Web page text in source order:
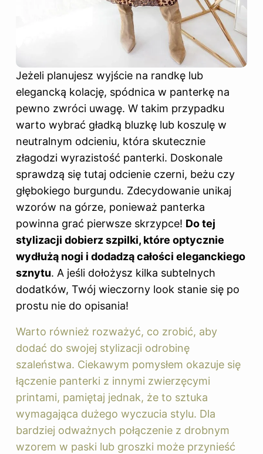
Jeżeli planujesz wyjście na randkę lub
elegancką kolację, spódnica w panterkę na
pewno zwróci uwagę. W takim przypadku
warto wybrać gładką bluzkę lub koszulę w
neutralnym odcieniu, która skutecznie
złagodzi wyrazistość panterki. Doskonale
sprawdzą się tutaj odcienie czerni, beżu czy
głębokiego burgundu. Zdecydowanie unikaj
wzorów na górze, ponieważ panterka
powinna grać pierwsze skrzypce! Do tej
stylizacji dobierz szpilki, które optycznie
wydłużą nogi i dodadzą całości eleganckiego
sznytu. A jeśli dołożysz kilka subtelnych
dodatków, Twój wieczorny look stanie się po
prostu nie do opisania!
Warto również rozważyć, co zrobić, aby
dodać do swojej stylizacji odrobinę
szaleństwa. Ciekawym pomysłem okazuje się
łączenie panterki z innymi zwierzęcymi
printami, pamiętaj jednak, że to sztuka
wymagająca dużego wyczucia stylu. Dla
bardziej odważnych połączenie z drobnym
wzorem w paski lub groszki może przynieść